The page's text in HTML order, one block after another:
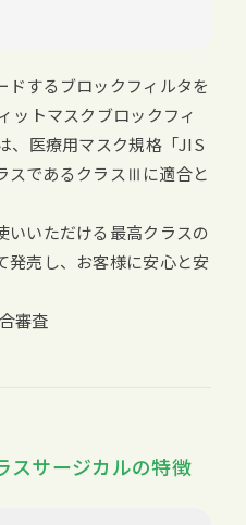
ドするブロックフィルタを
ットマスクブロックフィ
、医療用マスク規格「JIS
スであるクラスⅢに適合と
いいただける最高クラスの
発売し、お客様に安心と安
審査
スサージカルの特徴